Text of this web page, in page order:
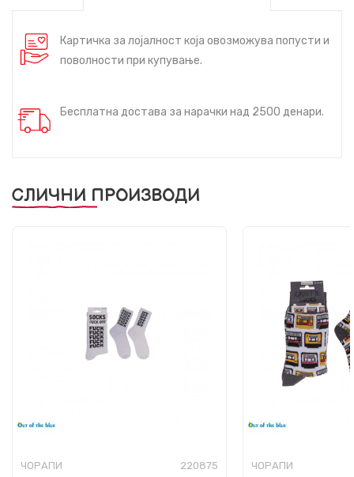
Картичка за лојалност која овозможува попусти и
поволности при купување.
Бесплатна достава за нарачки над 2500 денари.
СЛИЧНИ ПРОИЗВОДИ
ЧОРАПИ 220875 ЧОРАПИ